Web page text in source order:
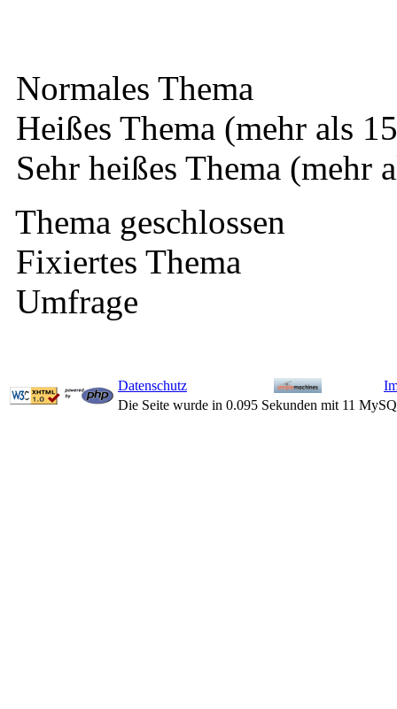
Normales Thema
Heißes Thema (mehr als
Sehr heißes Thema (mehr
Thema geschlossen
Fixiertes Thema
Umfrage
Datenschutz
Die Seite wurde in 0.095 Sekunden mit 11